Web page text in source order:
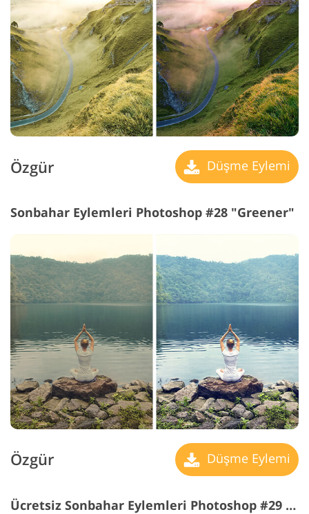
Özgür Düşme Eylemi
Sonbahar Eylemleri Photoshop #28 "Greener"
Özgür Düşme Eylemi
Ücretsiz Sonbahar Eylemleri Photoshop #29 "HDR"